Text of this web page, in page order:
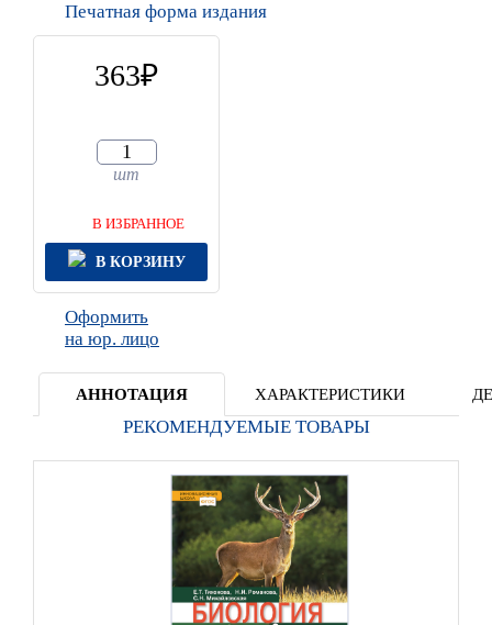
Печатная форма издания
363
шт
В ИЗБРАННОЕ
В КОРЗИНУ
Оформить
на юр. лицо
АННОТАЦИЯ ХАРАКТЕРИСТИКИ
РЕКОМЕНДУЕМЫЕ ТОВАРЫ